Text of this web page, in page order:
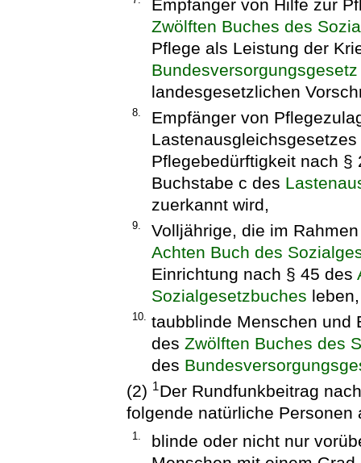
Empfänger von Hilfe zur
Zwölften Buches des
Pflege als Leistung der
Bundesversorgungsgesetz
landesgesetzlichen
8.
Empfänger von
Pflegebedürftigkeit nach §
Buchstabe c des
zuerkannt wird,
9.
Volljährige, die im
Achten Buch des
Einrichtung nach § 45 des
Sozialgesetzbuches
10.
taubblinde Menschen und
des Zwölften Buches des
des
(2) 1Der Rundfunkbeitrag
folgende natürliche Personen
1.
blinde oder nicht nur